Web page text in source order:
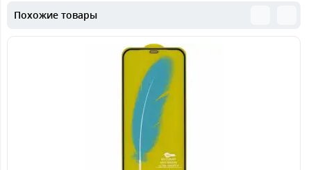
Похожие товары